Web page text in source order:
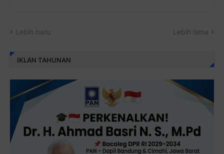
Lebih baru Lebih lama
IKLAN TAHUNAN